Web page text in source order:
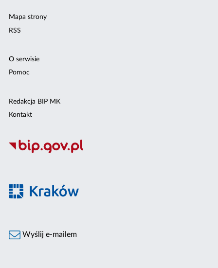
Mapa strony
RSS
O serwisie
Pomoc
Redakcja BIP MK
Kontakt
Wyślij e-mailem